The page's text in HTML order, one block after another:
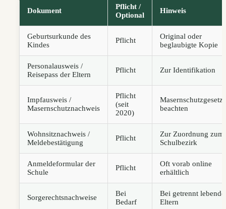
Dokument
Pflicht /
Optional
Hinweis
Geburtsurkunde des
Kindes
Pflicht
Original oder
beglaubigte Kopie
Personalausweis /
Reisepass der Eltern
Pflicht Zur Identifikation
Impfausweis /
Masernschutznachweis
Pflicht
(seit
2020)
Masernschutzgesetz
beachten
Wohnsitznachweis /
Meldebestätigung
Pflicht
Zur Zuordnung zum
Schulbezirk
Anmeldeformular der
Schule
Pflicht
Oft vorab online
erhältlich
Sorgerechtsnachweise
Bei
Bedarf
Bei getrennt
Eltern